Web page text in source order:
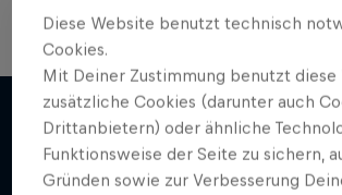
Mehr davon
Diese Website benutzt technisch
Cookies.
Mit Deiner Zustimmung benutzt diese
zusätzliche Cookies (darunter auch
Drittanbietern) oder ähnliche
Funktionsweise der Seite zu sichern,
Gründen sowie zur Verbesserung